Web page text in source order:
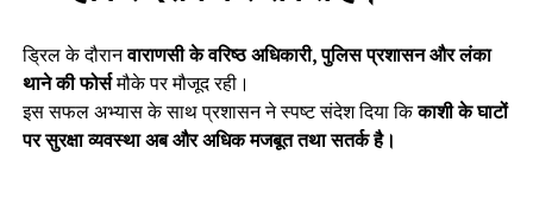
ड्रिल के दौरानवाराणसी के वरिष्ठ अधिकारी, पुलिस प्रशासन और लंका
थाने की फोर्समौके पर मौजूद रही।
इस सफल अभ्यास के साथ प्रशासन ने स्पष्ट संदेश दिया किकाशी के घाटों
पर सुरक्षा व्यवस्था अब और अधिक मजबूत तथा सतर्क है।